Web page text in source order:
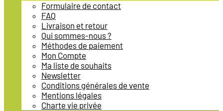
Formulaire de contact
FAQ
Livraison et retour
Qui sommes-nous ?
Méthodes de paiement
Mon Compte
Ma liste de souhaits
Newsletter
Conditions générales de vente
Mentions légales
Charte vie privée